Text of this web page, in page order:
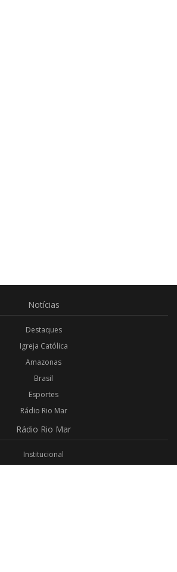
Notícias
Destaques
Igreja Católica
Amazonas
Brasil
Esportes
Rádio Rio Mar
Rádio Rio Mar
Institucional